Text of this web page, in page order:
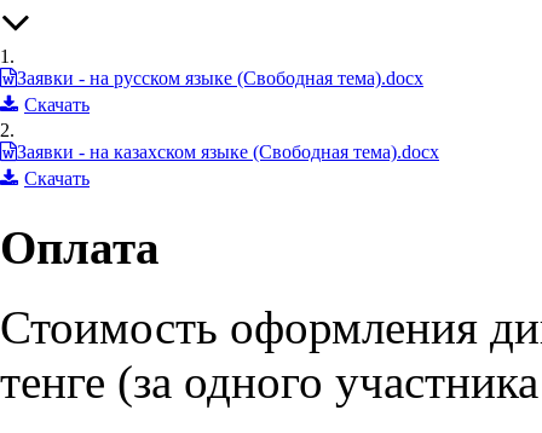
1.
Заявки - на русском языке (Свободная тема).docx
Скачать
2.
Заявки - на казахском языке (Свободная тема).docx
Скачать
Оплата
Стоимость оформления
тенге (за одного